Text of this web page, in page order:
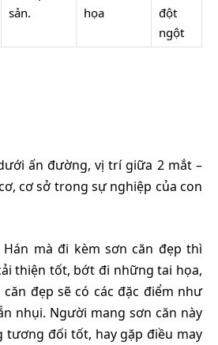
sản.
họa
đột
ngột
ấn đường, vị trí giữa 2 mắt –
cơ sở trong sự nghiệp của con
mà đi kèm sơn căn đẹp thì
thiện tốt, bớt đi những tai họa,
đẹp sẽ có các đặc điểm như
nhụi. Người mang sơn căn này
tương đối tốt, hay gặp điều may